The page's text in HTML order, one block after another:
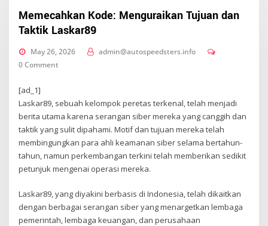
Memecahkan Kode: Menguraikan Tujuan dan
Taktik Laskar89
May 26, 2026
admin@autospeedsters.info
0 Comment
[ad_1]
Laskar89, sebuah kelompok peretas terkenal, telah menjadi
berita utama karena serangan siber mereka yang canggih dan
taktik yang sulit dipahami. Motif dan tujuan mereka telah
membingungkan para ahli keamanan siber selama bertahun-
tahun, namun perkembangan terkini telah memberikan sedikit
petunjuk mengenai operasi mereka.
Laskar89, yang diyakini berbasis di Indonesia, telah dikaitkan
dengan berbagai serangan siber yang menargetkan lembaga
pemerintah, lembaga keuangan, dan perusahaan